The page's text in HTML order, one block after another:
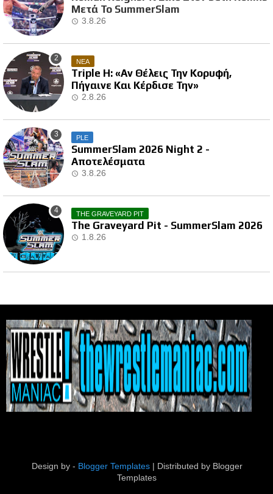
Μετά Το SummerSlam
3.8.26
ΝΕΑ
Triple H: «Αν Θέλεις Την Κορυφή,
Πήγαινε Και Κέρδισε Την»
2.8.26
PLE
SummerSlam 2026 Night 2 -
Αποτελέσματα
3.8.26
THE GRAVEYARD PIT
The Graveyard Pit - SummerSlam 2026
1.8.26
Design by - Blogger Templates| Distributed by Blogger
Templates